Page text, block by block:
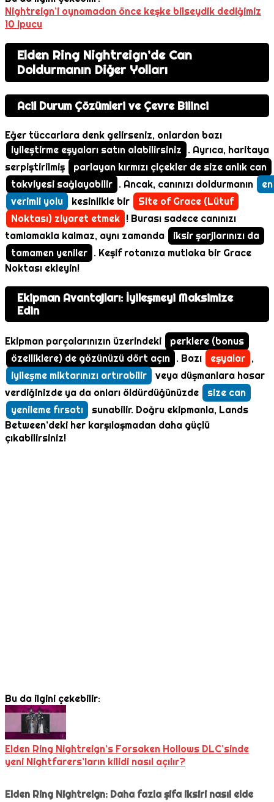
Nightreign’i oynamadan önce keşke bilseydik dediğimiz
10 ipucu
Elden Ring Nightreign’de Can
Doldurmanın Diğer Yolları
Acil Durum Çözümleri ve Çevre Bilinci
Eğer tüccarlara denk gelirseniz, onlardan bazı
iyileştirme eşyaları satın alabilirsiniz . Ayrıca, haritaya
serpiştirilmiş
parlayan kırmızı çiçekler de size anlık can
takviyesi sağlayabilir . Ancak, canınızı doldurmanın
en
verimli yolu
kesinlikle bir
Site of Grace (Lütuf
Noktası) ziyaret etmek ! Burası sadece canınızı
tamlamakla kalmaz, aynı zamanda
iksir şarjlarınızı da
tamamen yeniler . Keşif rotanıza mutlaka bir Grace
Noktası ekleyin!
Ekipman Avantajları: İyileşmeyi Maksimize
Edin
Ekipman parçalarınızın üzerindeki
perklere (bonus
özelliklere) de gözünüzü dört açın . Bazı eşyalar ,
iyileşme miktarınızı artırabilir
veya düşmanlara hasar
verdiğinizde ya da onları öldürdüğünüzde
size can
yenileme fırsatı
sunabilir. Doğru ekipmanla, Lands
Between’deki her karşılaşmadan daha güçlü
çıkabilirsiniz!
Bu da ilgini çekebilir:
Elden Ring Nightreign’s Forsaken Hollows DLC’sinde
yeni Nightfarers’ların kilidi nasıl açılır?
Elden Ring Nightreign: Daha fazla şifa iksiri nasıl elde